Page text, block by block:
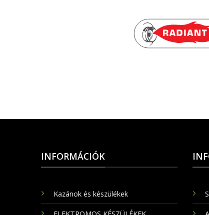
INFORMÁCIÓK
Kazánok és készülékek